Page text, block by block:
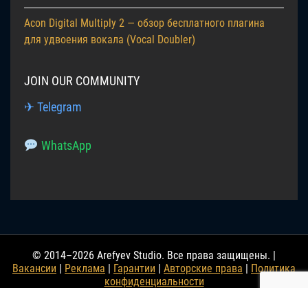
Acon Digital Multiply 2 — обзор бесплатного плагина
для удвоения вокала (Vocal Doubler)
JOIN OUR COMMUNITY
✈ Telegram
WhatsApp
© 2014–2026 Arefyev Studio. Все права защищены. |
Вакансии
Реклама Гарантии Авторские права
Политика
конфиденциальности